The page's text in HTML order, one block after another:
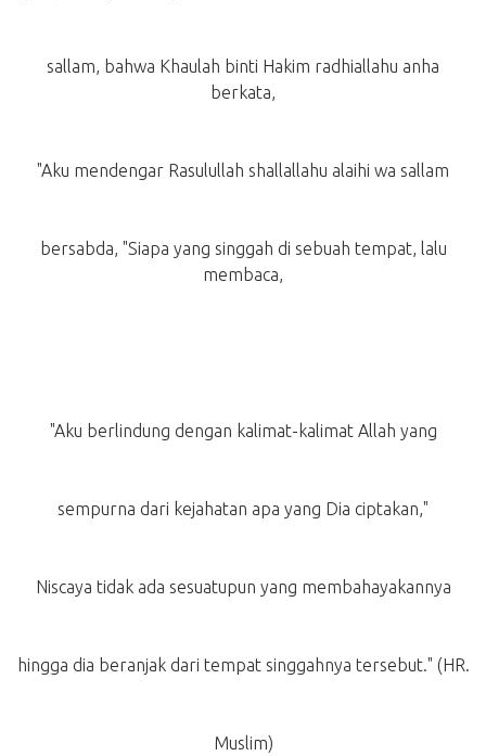
sallam, bahwa Khaulah binti Hakim radhiallahu anha
berkata,
"Aku mendengar Rasulullah shallallahu alaihi wa sallam
bersabda, "Siapa yang singgah di sebuah tempat, lalu
membaca,
"Aku berlindung dengan kalimat-kalimat Allah yang
sempurna dari kejahatan apa yang Dia ciptakan,"
Niscaya tidak ada sesuatupun yang membahayakannya
hingga dia beranjak dari tempat singgahnya tersebut." (HR.
Muslim)